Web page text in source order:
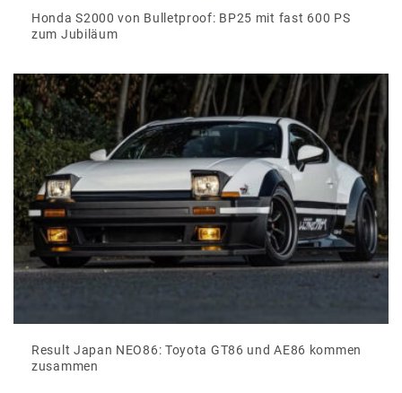
Honda S2000 von Bulletproof: BP25 mit fast 600 PS
zum Jubiläum
Result Japan NEO86: Toyota GT86 und AE86 kommen
zusammen